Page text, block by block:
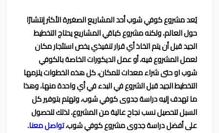
يُعد مشروع كوفي شوب أحد المشاريع الصغيرة الأكثر إنتشارًا
حول العالم، ولكنه مشروع كباقي المشاريع يحتاج التخطيط
الجيد قبل أن يتم اتخاذ أي قرار تنفيذي يخص استئجار مكان
لعمل المشروع فيه، أو عمل الديكورات الخاصة بالكوفي
شوب او حتى شراء معدات للمكان، كل هذه الخطوات يلزمها
التخطيط الجيد قبل الشروع في البدء في أي واحدة منها، وهذا
ما تهدف إليه دراسة جدوى كوفي شوب، وتهتم بتوفير كل
السبل لتحصيل نسب نجاح عالية من المشروع، لذلك للحصول
على أفضل دراسة جدوى مشروع كوفي شوب،تواصل معنا.